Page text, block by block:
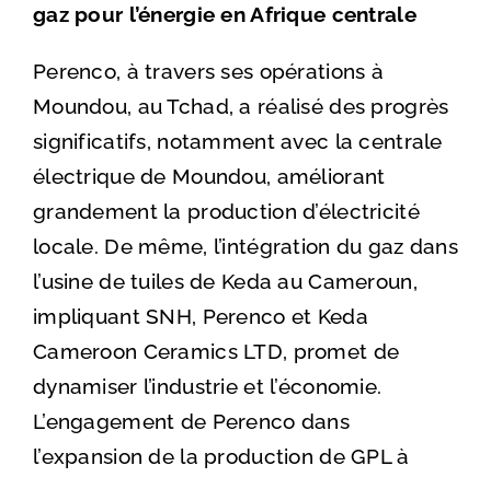
gaz pour l’énergie en Afrique centrale
Perenco, à travers ses opérations à
Moundou, au Tchad, a réalisé des progrès
significatifs, notamment avec la centrale
électrique de Moundou, améliorant
grandement la production d’électricité
locale. De même, l’intégration du gaz dans
l’usine de tuiles de Keda au Cameroun,
impliquant SNH, Perenco et Keda
Cameroon Ceramics LTD, promet de
dynamiser l’industrie et l’économie.
L’engagement de Perenco dans
l’expansion de la production de GPL à